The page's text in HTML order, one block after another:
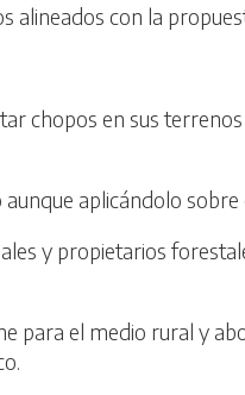
alineados con la
chopos en sus
aplicándolo sobre
y propietarios
para el medio rural y